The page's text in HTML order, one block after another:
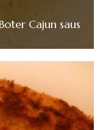
Cajun saus